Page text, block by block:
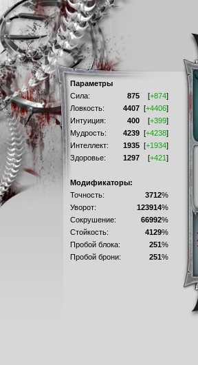
Параметры
Сила:
875 [+874]
Ловкость:
4407 [+4406]
Интуиция:
400 [+399]
Мудрость:
4239 [+4238]
Интеллект:
1935 [+1934]
Здоровье:
1297 [+421]
Модификаторы:
Точность:
3712%
Уворот:
123914%
Сокрушение:
66992%
Стойкость:
4129%
Пробой блока:
251%
Пробой брони:
251%